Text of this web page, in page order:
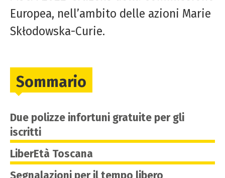
Europea, nell’ambito delle azioni Marie
Skłodowska-Curie.
Sommario
Due polizze infortuni gratuite per gli
iscritti
LiberEtà Toscana
Segnalazioni per il tempo libero